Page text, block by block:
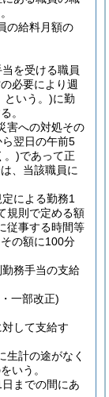
の給料月額の
を受ける職員
必要により週
という。)に勤
。
害への対処その
翌日の午前5
。)であって正
、当該職員に
による勤務1
規則で定める額
従事する時間等
の額に100分
務手当の支給
一部改正)
して支給す
生計の途がなく
いう。
までの間にあ